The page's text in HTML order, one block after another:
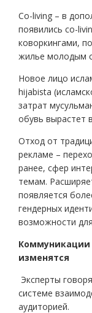
Co-living – в
появились co-
коворкингами,
жилье молодым
Новое лицо
hijabista
затрат
обувь вырастет
Отход от
рекламе –
ранее, сфер
темам.
появляется
гендерных
возможности
Коммуникации
изменятся
Эксперты
системе
аудиторией.